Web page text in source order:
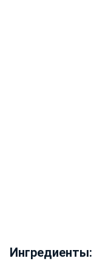
Ингредиенты: